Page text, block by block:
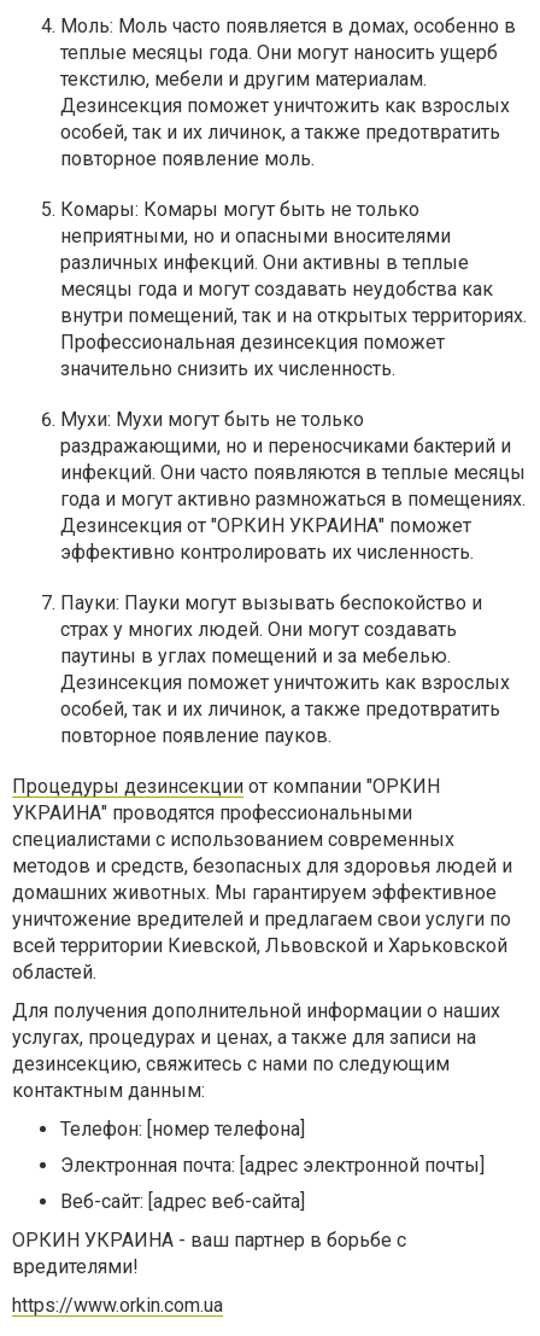
Моль: Моль часто появляется в домах, особенно в
теплые месяцы года. Они могут наносить ущерб
текстилю, мебели и другим материалам.
Дезинсекция поможет уничтожить как взрослых
особей, так и их личинок, а также предотвратить
повторное появление моль.
Комары: Комары могут быть не только
неприятными, но и опасными вносителями
различных инфекций. Они активны в теплые
месяцы года и могут создавать неудобства как
внутри помещений, так и на открытых территориях.
Профессиональная дезинсекция поможет
значительно снизить их численность.
Мухи: Мухи могут быть не только
раздражающими, но и переносчиками бактерий и
инфекций. Они часто появляются в теплые месяцы
года и могут активно размножаться в помещениях.
Дезинсекция от "ОРКИН УКРАИНА" поможет
эффективно контролировать их численность.
Пауки: Пауки могут вызывать беспокойство и
страх у многих людей. Они могут создавать
паутины в углах помещений и за мебелью.
Дезинсекция поможет уничтожить как взрослых
особей, так и их личинок, а также предотвратить
повторное появление пауков.
Процедуры дезинсекции от компании "ОРКИН
УКРАИНА" проводятся профессиональными
специалистами с использованием современных
методов и средств, безопасных для здоровья людей и
домашних животных. Мы гарантируем эффективное
уничтожение вредителей и предлагаем свои услуги по
всей территории Киевской, Львовской и Харьковской
областей.
Для получения дополнительной информации о наших
услугах, процедурах и ценах, а также для записи на
дезинсекцию, свяжитесь с нами по следующим
контактным данным:
Телефон: [номер телефона]
Электронная почта: [адрес электронной почты]
Веб-сайт: [адрес веб-сайта]
ОРКИН УКРАИНА - ваш партнер в борьбе с
вредителями!
https://www.orkin.com.ua